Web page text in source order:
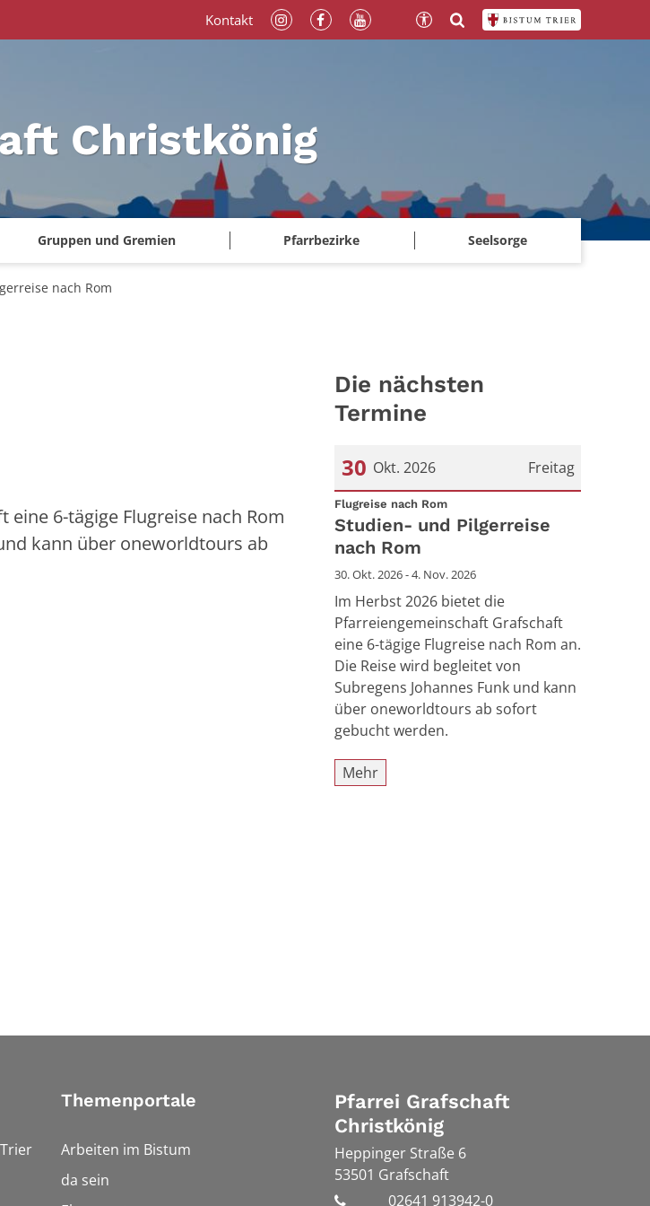
Christkönig
Gruppen und Gremien Pfarrbezirke Seelsorge
Kontakt
nach Rom
6-tägige Flugreise nach Rom
kann über oneworldtours ab
Die nächsten
Termine
Freitag
30 Okt. 2026
Datum: 30. Oktober 2026
Flugreise nach Rom:
Studien- und Pilgerreise
nach Rom
30. Okt. 2026 - 4. Nov. 2026
Im Herbst 2026 bietet die
Pfarreiengemeinschaft Grafschaft
eine 6-tägige Flugreise nach Rom an.
Die Reise wird begleitet von
Subregens Johannes Funk und kann
über oneworldtours ab sofort
gebucht werden.
Mehr
Themenportale
Arbeiten im Bistum
da sein
Pfarrei Grafschaft
Christkönig
Heppinger Straße 6
53501 Grafschaft
02641 913942-0